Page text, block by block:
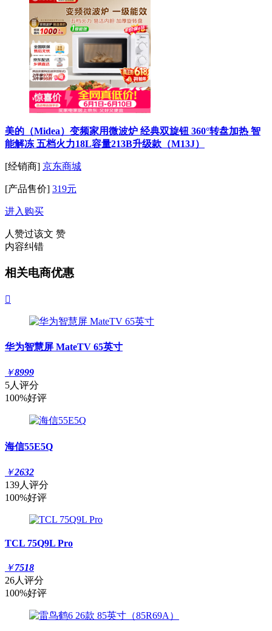
美的（Midea）变频家用微波炉 经典双旋钮 360°转盘加热 智
能解冻 五档火力18L容量213B升级款（M13J）
[经销商] 京东商城
[产品售价] 319元
进入购买
人赞过该文 赞
内容纠错
相关电商优惠

华为智慧屏 MateTV 65英寸
￥8999
5人评分
100%好评
海信55E5Q
￥2632
139人评分
100%好评
TCL 75Q9L Pro
￥7518
26人评分
100%好评